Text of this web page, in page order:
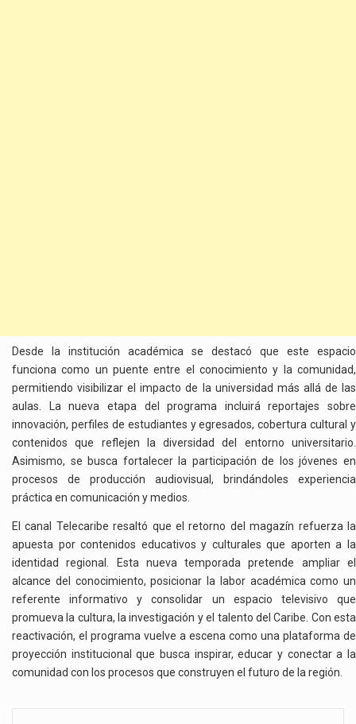
Desde la institución académica se destacó que este espacio
funciona como un puente entre el conocimiento y la comunidad,
permitiendo visibilizar el impacto de la universidad más allá de las
aulas. La nueva etapa del programa incluirá reportajes sobre
innovación, perfiles de estudiantes y egresados, cobertura cultural y
contenidos que reflejen la diversidad del entorno universitario.
Asimismo, se busca fortalecer la participación de los jóvenes en
procesos de producción audiovisual, brindándoles experiencia
práctica en comunicación y medios.
El canal Telecaribe resaltó que el retorno del magazín refuerza la
apuesta por contenidos educativos y culturales que aporten a la
identidad regional. Esta nueva temporada pretende ampliar el
alcance del conocimiento, posicionar la labor académica como un
referente informativo y consolidar un espacio televisivo que
promueva la cultura, la investigación y el talento del Caribe. Con esta
reactivación, el programa vuelve a escena como una plataforma de
proyección institucional que busca inspirar, educar y conectar a la
comunidad con los procesos que construyen el futuro de la región.